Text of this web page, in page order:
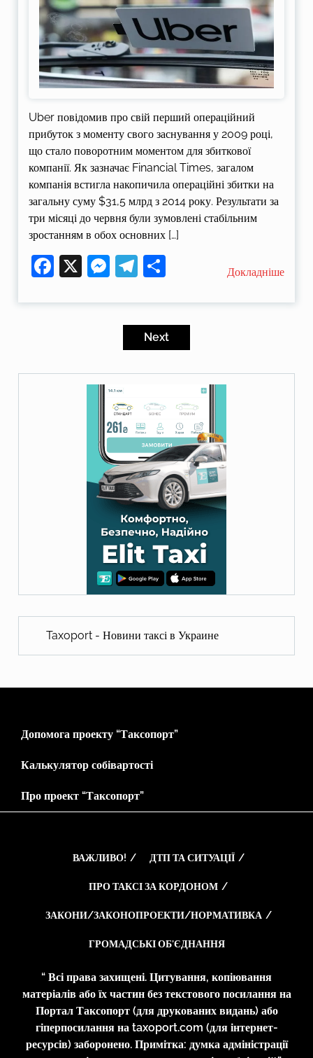
Uber повідомив про свій перший операційний
прибуток з моменту свого заснування у 2009 році,
що стало поворотним моментом для збиткової
компанії. Як зазначає Financial Times, загалом
компанія встигла накопичила операційні збитки на
загальну суму $31,5 млрд з 2014 року. Результати за
три місяці до червня були зумовлені стабільним
зростанням в обох основних […]
Facebook
X Messenger
Telegram
Поділитися
Докладніше
Next
Taxoport - Новини таксі в Украине
Допомога проекту “Таксопорт”
Калькулятор собівартості
Про проект “Таксопорт”
ВАЖЛИВО! ДТП ТА СИТУАЦІЇ
ПРО ТАКСІ ЗА КОРДОНОМ
ЗАКОНИ/ЗАКОНОПРОЕКТИ/НОРМАТИВКА
ГРОМАДСЬКІ ОБ’ЄДНАННЯ
“ Всі права захищені. Цитування, копіювання
матеріалів або їх частин без текстового посилання на
Портал Таксопорт (для друкованих видань) або
гіперпосилання на taxoport.com (для інтернет-
ресурсів) заборонено. Примітка: думка адміністрації